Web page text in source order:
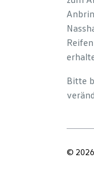
Bitte
© 2026